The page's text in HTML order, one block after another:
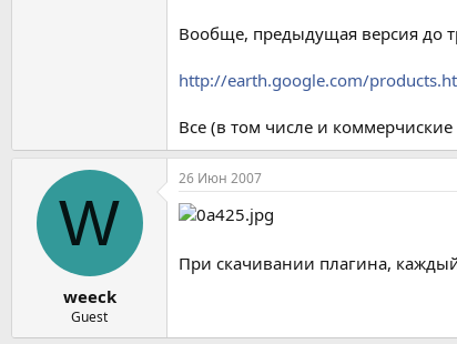
Вообще, предыдущая версия до
http://earth.google.com/
Все (в том числе и коммерчиские
W
weeck
Guest
26 Июн 2007
При скачивании плагина,